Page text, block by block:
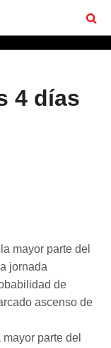
4 días
mayor parte del
jornada
de
ascenso de
parte del